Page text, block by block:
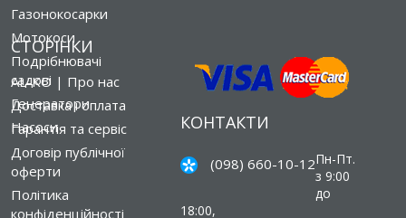
Газонокосарки
Мотокоси
Подрібнювачі
садові
Генератори
Насоси
СТОРІНКИ
AL-KO | Про нас
Доставка і оплата
Гарантія та сервіс
Договір публічної
оферти
Політика
конфіденційності
КОНТАКТИ
(098) 660-10-12Пн-Пт.
з 9:00
до
18:00,